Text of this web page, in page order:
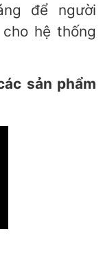
để người
hệ thống
sản phẩm